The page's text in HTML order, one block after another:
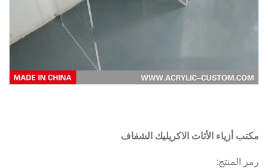
مكتب أزياء الأثاث الاكريليك الشفاف
رمز المنتج: